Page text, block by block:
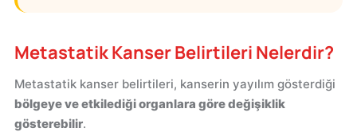
Metastatik Kanser Belirtileri Nelerdir?
Metastatik kanser belirtileri, kanserin yayılım gösterdiği
bölgeye ve etkilediği organlara göre değişiklik
gösterebilir.